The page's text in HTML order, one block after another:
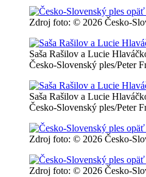
Zdroj foto: © 2026 Česko-
Saša Rašilov a Lucie
Česko-Slovenský ples/Peter
Saša Rašilov a Lucie
Česko-Slovenský ples/Peter
Zdroj foto: © 2026 Česko-
Zdroj foto: © 2026 Česko-